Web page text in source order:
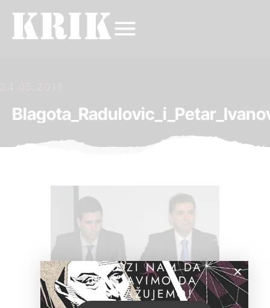
24.05.2015.
POMOZI NAM DA
NASTAVIMO DA
ISTRAŽUJEMO!